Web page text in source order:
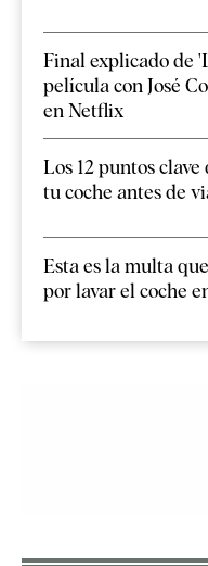
Final explicado de
película con José
en Netflix
Los 12 puntos
tu coche antes de
Esta es la multa
por lavar el coche